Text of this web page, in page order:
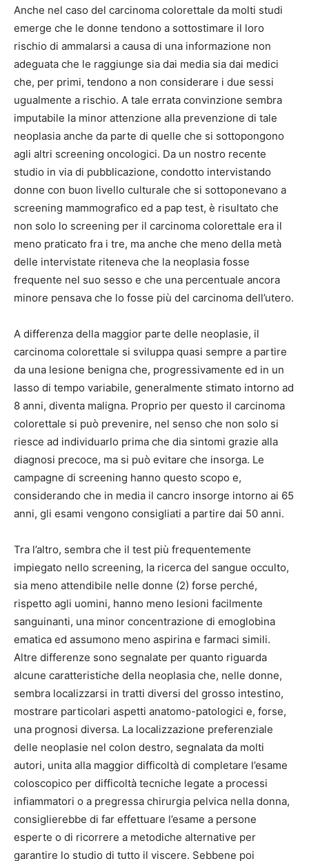
Anche nel caso del carcinoma colorettale da molti studi
emerge che le donne tendono a sottostimare il loro
rischio di ammalarsi a causa di una informazione non
adeguata che le raggiunge sia dai media sia dai medici
che, per primi, tendono a non considerare i due sessi
ugualmente a rischio. A tale errata convinzione sembra
imputabile la minor attenzione alla prevenzione di tale
neoplasia anche da parte di quelle che si sottopongono
agli altri screening oncologici. Da un nostro recente
studio in via di pubblicazione, condotto intervistando
donne con buon livello culturale che si sottoponevano a
screening mammografico ed a pap test, è risultato che
non solo lo screening per il carcinoma colorettale era il
meno praticato fra i tre, ma anche che meno della metà
delle intervistate riteneva che la neoplasia fosse
frequente nel suo sesso e che una percentuale ancora
minore pensava che lo fosse più del carcinoma dell’utero.
A differenza della maggior parte delle neoplasie, il
carcinoma colorettale si sviluppa quasi sempre a partire
da una lesione benigna che, progressivamente ed in un
lasso di tempo variabile, generalmente stimato intorno ad
8 anni, diventa maligna. Proprio per questo il carcinoma
colorettale si può prevenire, nel senso che non solo si
riesce ad individuarlo prima che dia sintomi grazie alla
diagnosi precoce, ma si può evitare che insorga. Le
campagne di screening hanno questo scopo e,
considerando che in media il cancro insorge intorno ai 65
anni, gli esami vengono consigliati a partire dai 50 anni.
Tra l’altro, sembra che il test più frequentemente
impiegato nello screening, la ricerca del sangue occulto,
sia meno attendibile nelle donne (2) forse perché,
rispetto agli uomini, hanno meno lesioni facilmente
sanguinanti, una minor concentrazione di emoglobina
ematica ed assumono meno aspirina e farmaci simili.
Altre differenze sono segnalate per quanto riguarda
alcune caratteristiche della neoplasia che, nelle donne,
sembra localizzarsi in tratti diversi del grosso intestino,
mostrare particolari aspetti anatomo-patologici e, forse,
una prognosi diversa. La localizzazione preferenziale
delle neoplasie nel colon destro, segnalata da molti
autori, unita alla maggior difficoltà di completare l’esame
coloscopico per difficoltà tecniche legate a processi
infiammatori o a pregressa chirurgia pelvica nella donna,
consiglierebbe di far effettuare l’esame a persone
esperte o di ricorrere a metodiche alternative per
garantire lo studio di tutto il viscere. Sebbene poi